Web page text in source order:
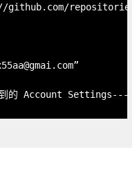
github.com/
的 Account Settings---